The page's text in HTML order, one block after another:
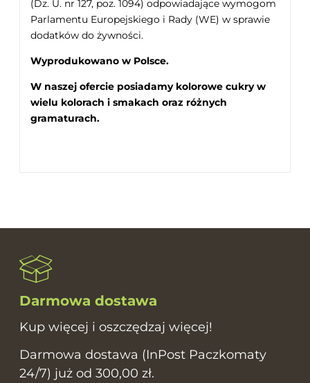
(Dz. U. nr 127, poz. 1094) odpowiadające wymogom
Parlamentu Europejskiego i Rady (WE) w sprawie
dodatków do żywności.
Wyprodukowano w Polsce.
W naszej ofercie posiadamy kolorowe cukry w
wielu kolorach i smakach oraz różnych
gramaturach.
Darmowa dostawa
Kup więcej i oszczędzaj więcej!
Darmowa dostawa (InPost Paczkomaty
24/7) już od 300,00 zł.